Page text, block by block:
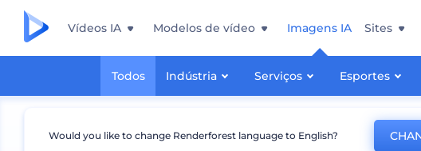
Vídeos IA Modelos de vídeo Imagens IA
Todos Indústria Serviços Esportes
Sites
Would you like to change Renderforest language to English?